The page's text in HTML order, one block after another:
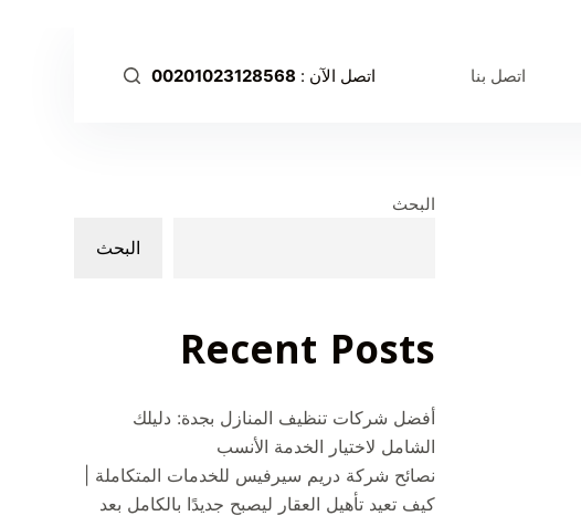
اتصل بنا اتصل الآن : 00201023128568
البحث
البحث
Recent Posts
أفضل شركات تنظيف المنازل بجدة: دليلك
الشامل لاختيار الخدمة الأنسب
نصائح شركة دريم سيرفيس للخدمات المتكاملة |
كيف تعيد تأهيل العقار ليصبح جديدًا بالكامل بعد